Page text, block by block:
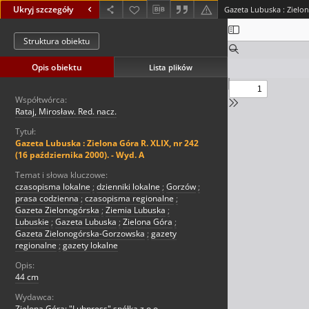
Ukryj szczegóły
Struktura obiektu
Opis obiektu Lista plików
Współtwórca:
Rataj, Mirosław. Red. nacz.
Tytuł:
Gazeta Lubuska : Zielona Góra R. XLIX, nr 242
(16 października 2000). - Wyd. A
Temat i słowa kluczowe:
czasopisma lokalne ; dzienniki lokalne ; Gorzów ;
prasa codzienna ; czasopisma regionalne ;
Gazeta Zielonogórska ; Ziemia Lubuska ;
Lubuskie ; Gazeta Lubuska ; Zielona Góra ;
Gazeta Zielonogórska-Gorzowska ; gazety
regionalne ; gazety lokalne
Opis:
44 cm
Wydawca: